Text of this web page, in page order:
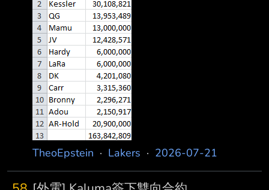
12,428,571 Collin Sexton 9,366,000 Jaden
Hardy 6,000,000 Jake LaRavia 6,000,000
Dalton Knecht 4,201,080
TheoEpstein · Lakers · 2026-07-21